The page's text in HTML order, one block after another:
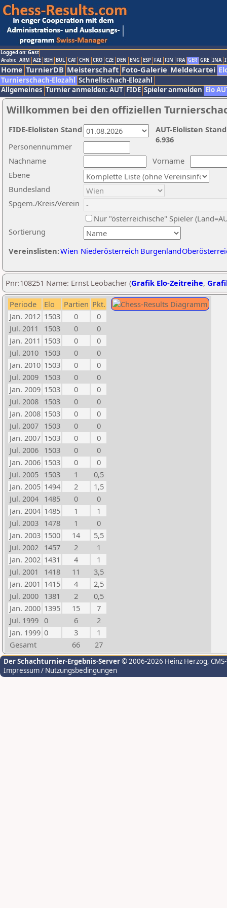
Logged on: Gast
Arabic ARM AZE BIH BUL CAT CHN CRO CZE DEN ENG ESP FAI FIN FRA GER GRE INA
Home TurnierDB Meisterschaft Foto-Galerie Meldekartei
Turnierschach-Elozahl Schnellschach-Elozahl
Allgemeines Turnier anmelden: AUT FIDE Spieler anmelden Elo
Willkommen bei den offiziellen
Nachname
Vorname
Ebene
Sortierung
Personennummer
Bundesland
Spgem./Kreis/Verein
Nur "österreichische" Spieler
Vereinslisten:Wien Niederösterreich Burgenland
AUT-Elolisten
6.936
FIDE-Elolisten Stand
Pnr:108251 Name: Ernst Leobacher (Grafik Elo-Zeitreihe,
Periode Elo Partien Pkt.
Jan. 2012 1503 0
0
Jul. 2011
1503 0
0
Jan. 2011 1503 0
0
Jul. 2010 1503 0
0
Jan. 2010 1503 0
0
Jul. 2009 1503 0
0
Jan. 2009 1503 0
0
Jul. 2008 1503 0
0
Jan. 2008 1503 0
0
Jul. 2007 1503 0
0
Jan. 2007 1503 0
0
Jul. 2006 1503 0
0
Jan. 2006 1503 0
0
Jul. 2005 1503 1
0,5
Jan. 2005 1494 2
1,5
Jul. 2004 1485 0
0
Jan. 2004 1485 1
1
Jul. 2003 1478 1
0
Jan. 2003 1500 14
5,5
Jul. 2002 1457 2
1
Jan. 2002 1431 4
1
Jul. 2001
1418 11
3,5
Jan. 2001 1415 4
2,5
Jul. 2000 1381 2
0,5
Jan. 2000 1395 15
7
Jul. 1999 0 6
2
Jan. 1999 0 3
1
Gesamt
66 27
Der Schachturnier-Ergebnis-Server© 2006-2026 Heinz Herzog,
Impressum / Nutzungsbedingungen